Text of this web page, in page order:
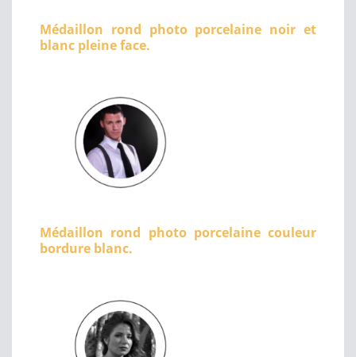
Médaillon rond photo porcelaine noir et
blanc pleine face.
Médaillon rond photo porcelaine couleur
bordure blanc.